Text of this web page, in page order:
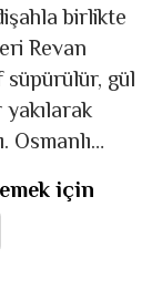
birlikte
Revan
süpürülür, gül
yakılarak
Osmanlı
için